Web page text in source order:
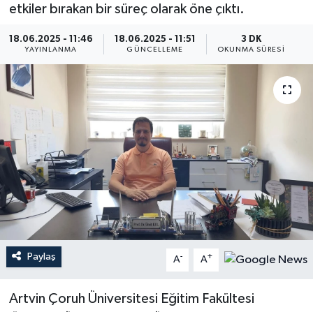
etkiler bırakan bir süreç olarak öne çıktı.
18.06.2025 - 11:46
YAYINLANMA
18.06.2025 - 11:51
GÜNCELLEME
3 DK
OKUNMA SÜRESI
Paylaş A- A+
Artvin Çoruh Üniversitesi Eğitim Fakültesi